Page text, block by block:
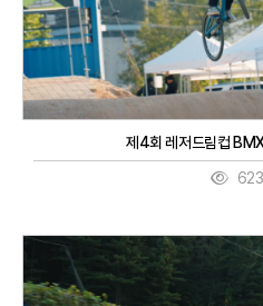
제4회 레저드림컵